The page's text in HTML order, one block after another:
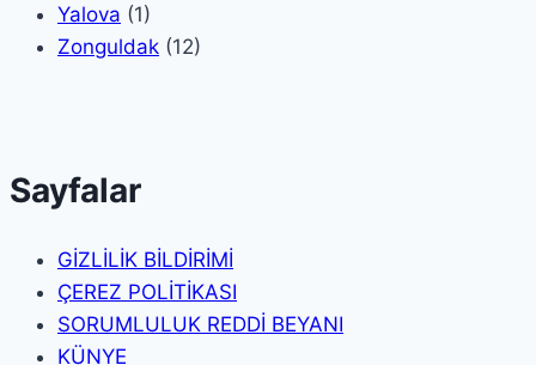
Yalova (1)
Zonguldak (12)
Sayfalar
GİZLİLİK BİLDİRİMİ
ÇEREZ POLİTİKASI
SORUMLULUK REDDİ BEYANI
KÜNYE